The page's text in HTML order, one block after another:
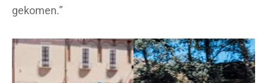
gekomen.”